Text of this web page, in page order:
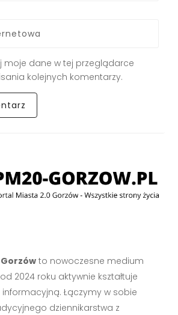
moje dane w tej przeglądarce
kolejnych komentarzy.
to nowoczesne medium
2024 roku aktywnie kształtuje
Łączymy w sobie
dziennikarstwa z